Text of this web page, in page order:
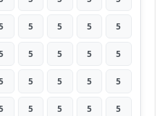
5 5 5 5
5 5 5 5
5 5 5 5
5 5 5 5